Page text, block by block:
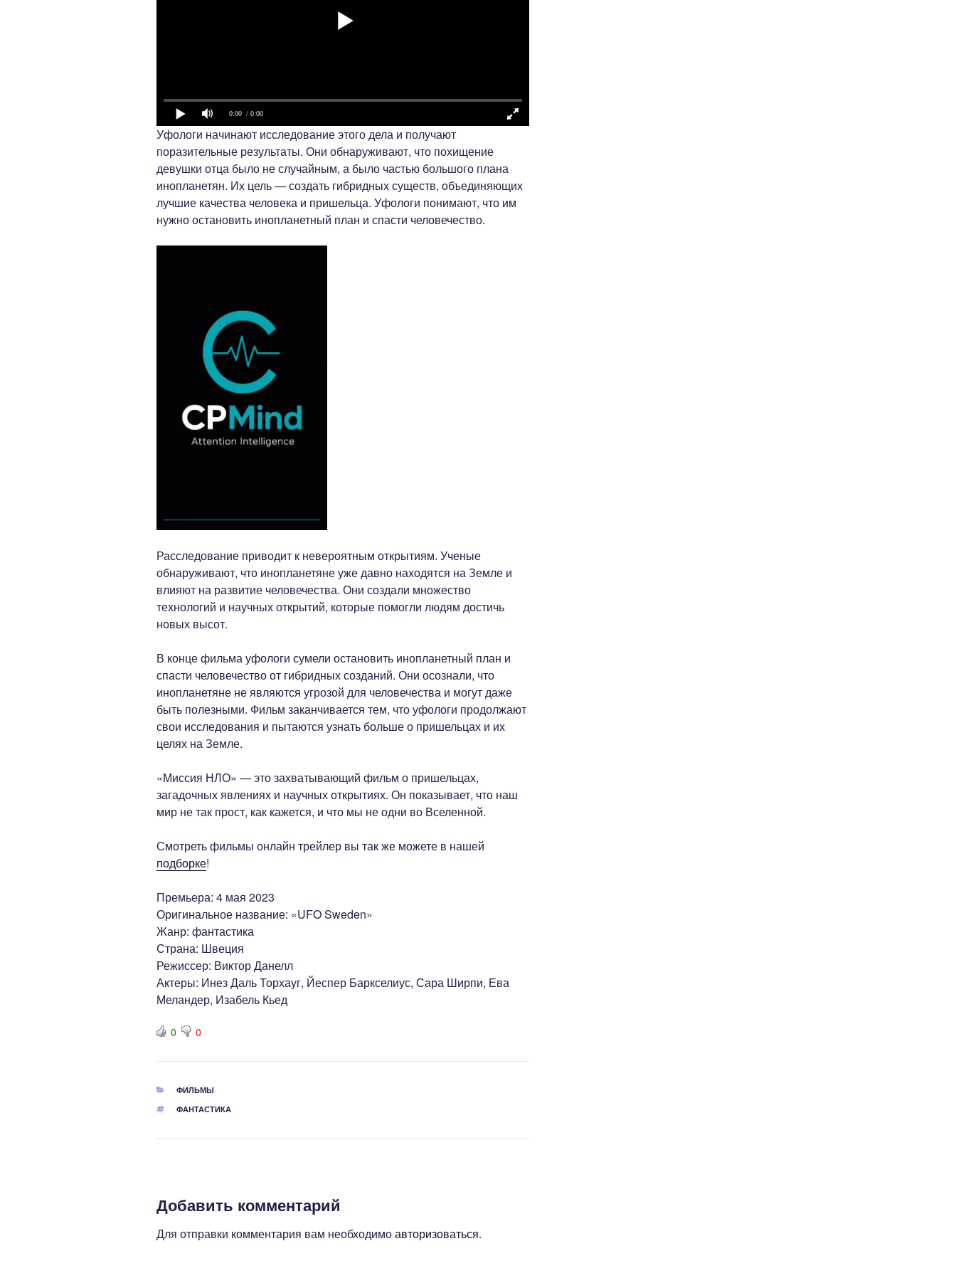
0:00 / 0:00
Уфологи начинают исследование этого дела и получают
поразительные результаты. Они обнаруживают, что похищение
девушки отца было не случайным, а было частью большого плана
инопланетян. Их цель — создать гибридных существ, объединяющих
лучшие качества человека и пришельца. Уфологи понимают, что им
нужно остановить инопланетный план и спасти человечество.
Расследование приводит к невероятным открытиям. Ученые
обнаруживают, что инопланетяне уже давно находятся на Земле и
влияют на развитие человечества. Они создали множество
технологий и научных открытий, которые помогли людям достичь
новых высот.
В конце фильма уфологи сумели остановить инопланетный план и
спасти человечество от гибридных созданий. Они осознали, что
инопланетяне не являются угрозой для человечества и могут даже
быть полезными. Фильм заканчивается тем, что уфологи продолжают
свои исследования и пытаются узнать больше о пришельцах и их
целях на Земле.
«Миссия НЛО» — это захватывающий фильм о пришельцах,
загадочных явлениях и научных открытиях. Он показывает, что наш
мир не так прост, как кажется, и что мы не одни во Вселенной.
Смотреть фильмы онлайн трейлер вы так же можете в нашей
подборке!
Премьера: 4 мая 2023
Оригинальное название: «UFO Sweden»
Жанр: фантастика
Страна: Швеция
Режиссер: Виктор Данелл
Актеры: Инез Даль Торхауг, Йеспер Баркселиус, Сара Ширпи, Ева
Меландер, Изабель Кьед
0 0
РУБРИКИ
ФИЛЬМЫ
МЕТКИ
ФАНТАСТИКА
Добавить комментарий
Для отправки комментария вам необходимоавторизоваться.